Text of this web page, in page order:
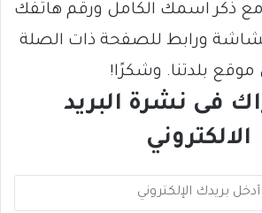
مع ذكر اسمك الكامل ورقم هاتفك
ورابط للصفحة ذات الصلة
موقع بلدتنا. وشكرًا!
فى نشرة البريد
الالكتروني